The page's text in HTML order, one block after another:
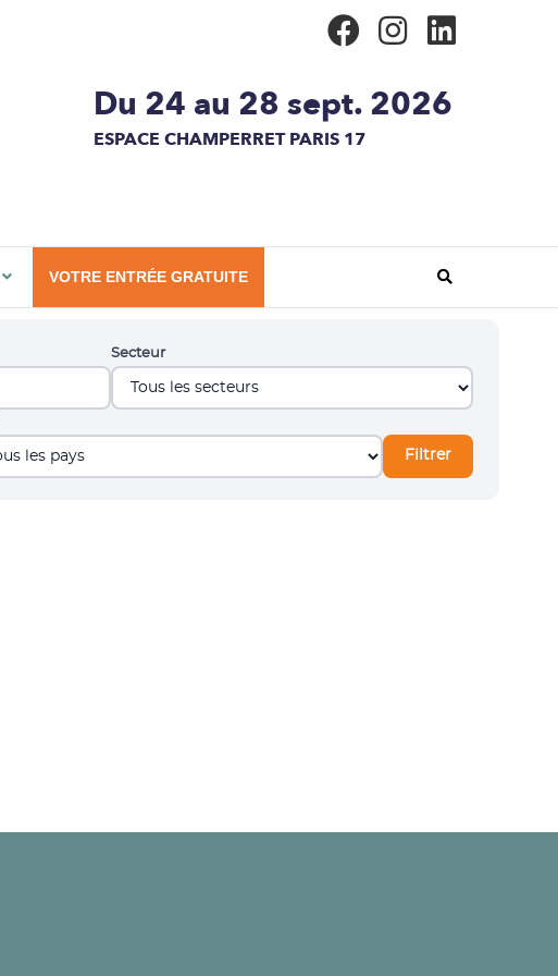
Du 24 au 28 sept. 2026
ESPACE CHAMPERRET PARIS 17
VOTRE ENTRÉE GRATUITE
Secteur
Filtrer